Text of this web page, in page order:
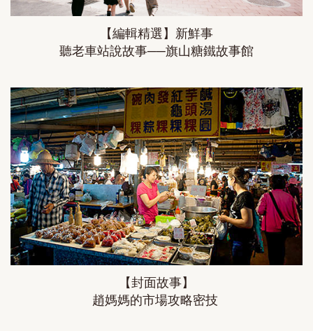
【編輯精選】新鮮事
聽老車站說故事──旗山糖鐵故事館
【封面故事】
趙媽媽的市場攻略密技